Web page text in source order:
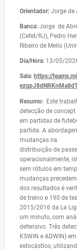
Orientador: Jorge de
Banca: Jorge de
(Cefet/RJ), Pedro
Ribeiro de Mello
Dia/Hora: 13/05/
Sala: https://
Resumo: Este
detecção de
em partidas de
partida. A
mudanças na
distribuição de
operacionalmente,
sem rótulos em
mudanças
dos resultados é
de treino e 190 de
2015/2016 da La
um minuto, com
defensivo. Três
KSWIN e ADWIN)
estocástico,